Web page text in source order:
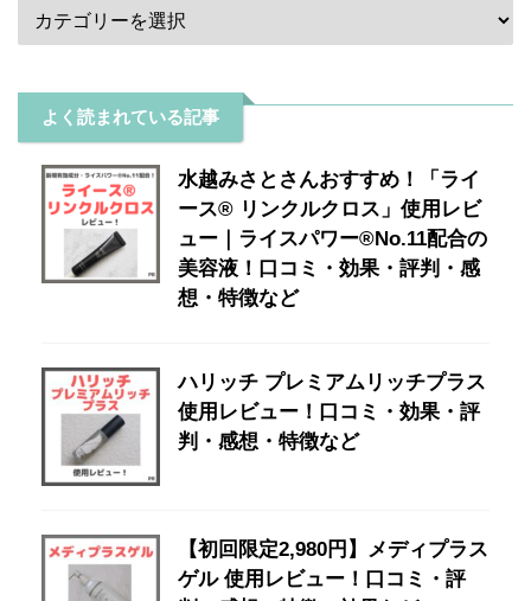
よく読まれている記事
水越みさとさんおすすめ！「ライ
ース® リンクルクロス」使用レビ
ュー｜ライスパワー®No.11配合の
美容液！口コミ・効果・評判・感
想・特徴など
ハリッチ プレミアムリッチプラス
使用レビュー！口コミ・効果・評
判・感想・特徴など
【初回限定2,980円】メディプラス
ゲル 使用レビュー！口コミ・評